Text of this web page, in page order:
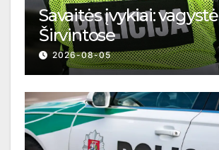
Savaitės įvykiai: vagystė
Širvintose
2026-08-05